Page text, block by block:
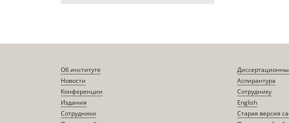
Об институте
Новости
Конференции
Издания
Сотрудники
Аспирантура
Сотруднику
English
Старая версия